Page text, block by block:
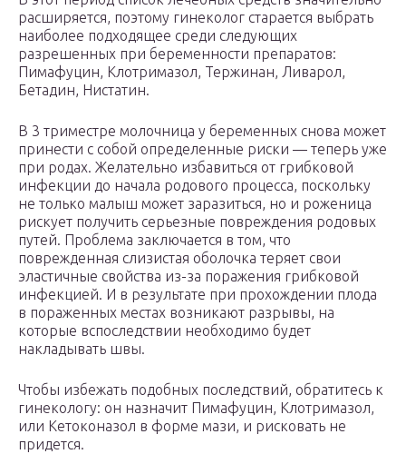
расширяется, поэтому гинеколог старается выбрать
наиболее подходящее среди следующих
разрешенных при беременности препаратов:
Пимафуцин, Клотримазол, Тержинан, Ливарол,
Бетадин, Нистатин.
В 3 триместре молочница у беременных снова может
принести с собой определенные риски — теперь уже
при родах. Желательно избавиться от грибковой
инфекции до начала родового процесса, поскольку
не только малыш может заразиться, но и роженица
рискует получить серьезные повреждения родовых
путей. Проблема заключается в том, что
поврежденная слизистая оболочка теряет свои
эластичные свойства из-за поражения грибковой
инфекцией. И в результате при прохождении плода
в пораженных местах возникают разрывы, на
которые вспоследствии необходимо будет
накладывать швы.
Чтобы избежать подобных последствий, обратитесь к
гинекологу: он назначит Пимафуцин, Клотримазол,
или Кетоконазол в форме мази, и рисковать не
придется.